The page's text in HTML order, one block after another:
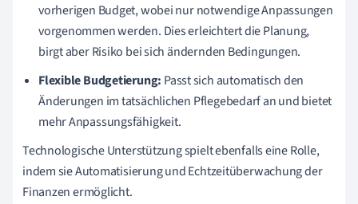
vorherigen Budget, wobei nur notwendige Anpassungen
vorgenommen werden. Dies erleichtert die Planung,
birgt aber Risiko bei sich ändernden Bedingungen.
Flexible Budgetierung: Passt sich automatisch den
Änderungen im tatsächlichen Pflegebedarf an und bietet
mehr Anpassungsfähigkeit.
Technologische Unterstützung spielt ebenfalls eine Rolle,
indem sie Automatisierung und Echtzeitüberwachung der
Finanzen ermöglicht.